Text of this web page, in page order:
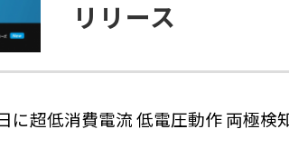
リリース
に超低消費電流 低電圧動作 両極検